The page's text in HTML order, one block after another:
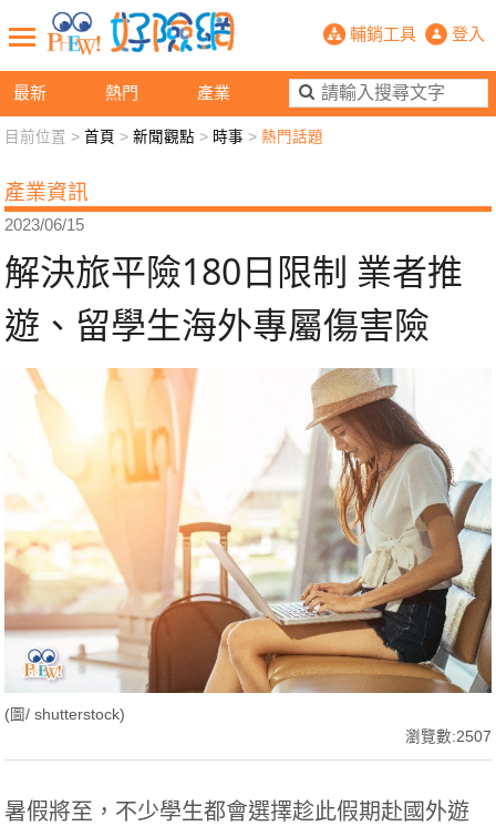
最新 熱門 產業
解決旅平險180日限制 業者推遊、
輔銷工具 登入
新聞觀點 業務交流 好險懂生活
退休先準備 好險學堂 輔銷工具 活動專區
目前位置 >首頁 >新聞觀點 > 時事 >熱門話題
產業資訊
2023/06/15
解決旅平險180日限制 業者推
遊、留學生海外專屬傷害險
(圖/ shutterstock)
瀏覽數:2507
暑假將至，不少學生都會選擇趁此假期赴國外遊